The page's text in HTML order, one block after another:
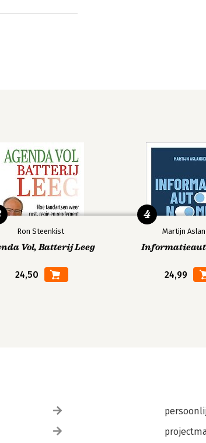
Ron Steenkist
Vol, Batterij Leeg
24,50
Martijn
24,99
4